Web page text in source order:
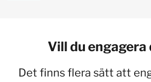
Vill du engagera
Det finns flera sätt att